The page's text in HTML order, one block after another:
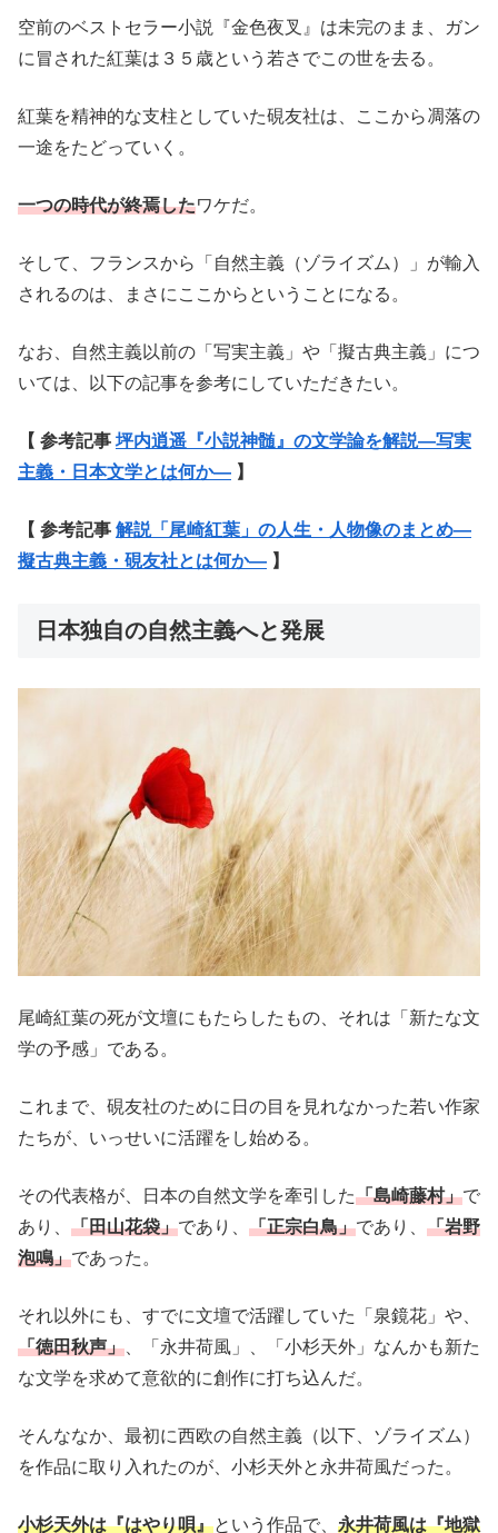
空前のベストセラー小説『金色夜叉』は未完のまま、ガン
に冒された紅葉は３５歳という若さでこの世を去る。
紅葉を精神的な支柱としていた硯友社は、ここから凋落の
一途をたどっていく。
一つの時代が終焉したワケだ。
そして、フランスから「自然主義（ゾライズム）」が輸入
されるのは、まさにここからということになる。
なお、自然主義以前の「写実主義」や「擬古典主義」につ
いては、以下の記事を参考にしていただきたい。
【 参考記事 坪内逍遥『小説神髄』の文学論を解説―写実
主義・日本文学とは何か― 】
【 参考記事 解説「尾崎紅葉」の人生・人物像のまとめ―
擬古典主義・硯友社とは何か― 】
日本独自の自然主義へと発展
尾崎紅葉の死が文壇にもたらしたもの、それは「新たな文
学の予感」である。
これまで、硯友社のために日の目を見れなかった若い作家
たちが、いっせいに活躍をし始める。
その代表格が、日本の自然文学を牽引した「島崎藤村」で
あり、 「田山花袋」であり、 「正宗白鳥」であり、 「岩野
泡鳴」であった。
それ以外にも、すでに文壇で活躍していた「泉鏡花」や、
「徳田秋声」 、「永井荷風」、「小杉天外」なんかも新た
な文学を求めて意欲的に創作に打ち込んだ。
そんななか、最初に西欧の自然主義（以下、ゾライズム）
を作品に取り入れたのが、小杉天外と永井荷風だった。
小杉天外は『はやり唄』という作品で、 永井荷風は『地獄